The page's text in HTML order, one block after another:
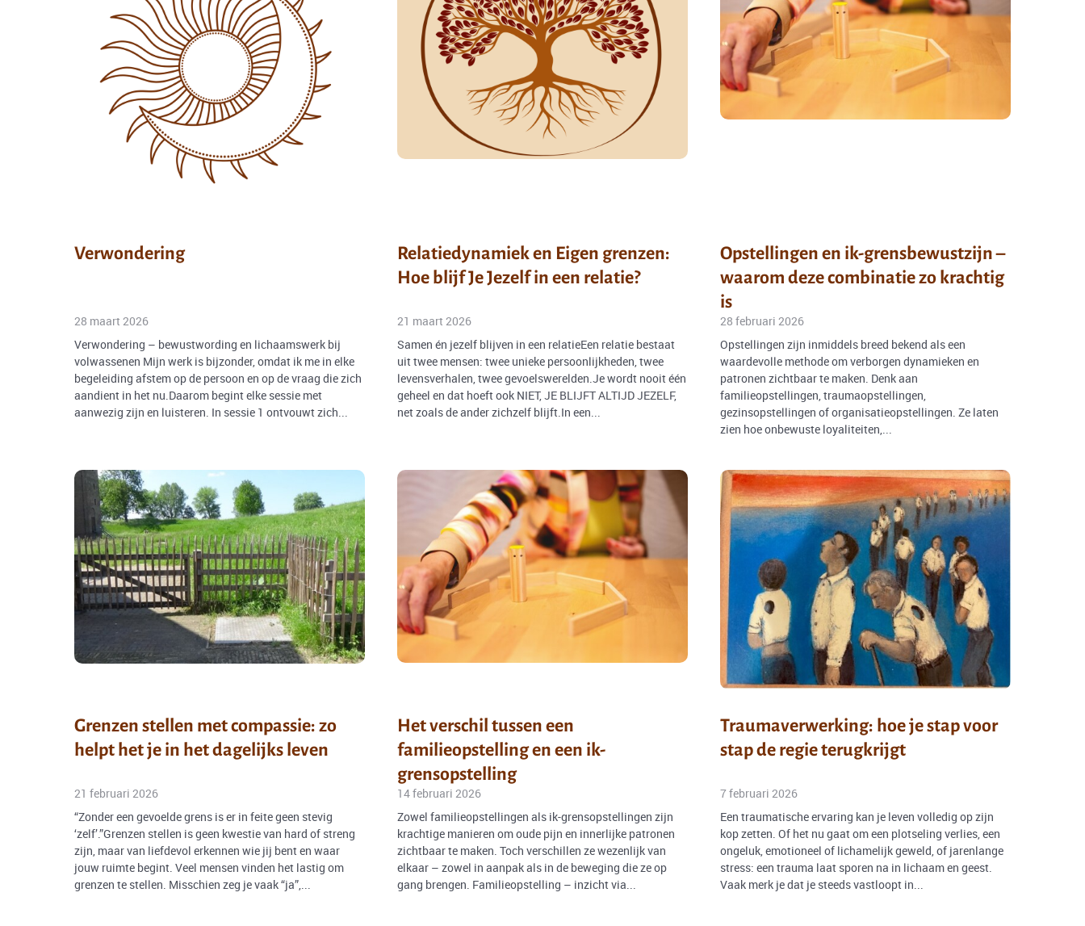
Verwondering
28 maart 2026
Verwondering – bewustwording en lichaamswerk bij
volwassenen Mijn werk is bijzonder, omdat ik me in elke
begeleiding afstem op de persoon en op de vraag die zich
aandient in het nu.Daarom begint elke sessie met
aanwezig zijn en luisteren. In sessie 1 ontvouwt zich...
Relatiedynamiek en Eigen grenzen:
Hoe blijf Je Jezelf in een relatie?
21 maart 2026
Samen én jezelf blijven in een relatieEen relatie bestaat
uit twee mensen: twee unieke persoonlijkheden, twee
levensverhalen, twee gevoelswerelden.Je wordt nooit één
geheel en dat hoeft ook NIET, JE BLIJFT ALTIJD JEZELF,
net zoals de ander zichzelf blijft.In een...
Opstellingen en ik-grensbewustzijn –
waarom deze combinatie zo krachtig
is
28 februari 2026
Opstellingen zijn inmiddels breed bekend als een
waardevolle methode om verborgen dynamieken en
patronen zichtbaar te maken. Denk aan
familieopstellingen, traumaopstellingen,
gezinsopstellingen of organisatieopstellingen. Ze laten
zien hoe onbewuste loyaliteiten,...
Grenzen stellen met compassie: zo
helpt het je in het dagelijks leven
21 februari 2026
“Zonder een gevoelde grens is er in feite geen stevig
‘zelf’.”Grenzen stellen is geen kwestie van hard of streng
zijn, maar van liefdevol erkennen wie jij bent en waar
jouw ruimte begint. Veel mensen vinden het lastig om
grenzen te stellen. Misschien zeg je vaak “ja”,...
Het verschil tussen een
familieopstelling en een ik-
grensopstelling
14 februari 2026
Zowel familieopstellingen als ik-grensopstellingen zijn
krachtige manieren om oude pijn en innerlijke patronen
zichtbaar te maken. Toch verschillen ze wezenlijk van
elkaar – zowel in aanpak als in de beweging die ze op
gang brengen. Familieopstelling – inzicht via...
Traumaverwerking: hoe je stap voor
stap de regie terugkrijgt
7 februari 2026
Een traumatische ervaring kan je leven volledig op zijn
kop zetten. Of het nu gaat om een plotseling verlies, een
ongeluk, emotioneel of lichamelijk geweld, of jarenlange
stress: een trauma laat sporen na in lichaam en geest.
Vaak merk je dat je steeds vastloopt in...